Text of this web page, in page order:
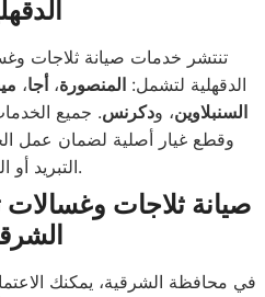
تنتشر خدمات صيانة ثلاجات
الدقهلية لتشمل: المنصورة، أجا،
السنبلاوين، ودكرنس. جميع
وقطع غيار أصلية لضمان عمل
التبريد أو الغسيل.
صيانة ثلاجات
في محافظة الشرقية، يمكنك